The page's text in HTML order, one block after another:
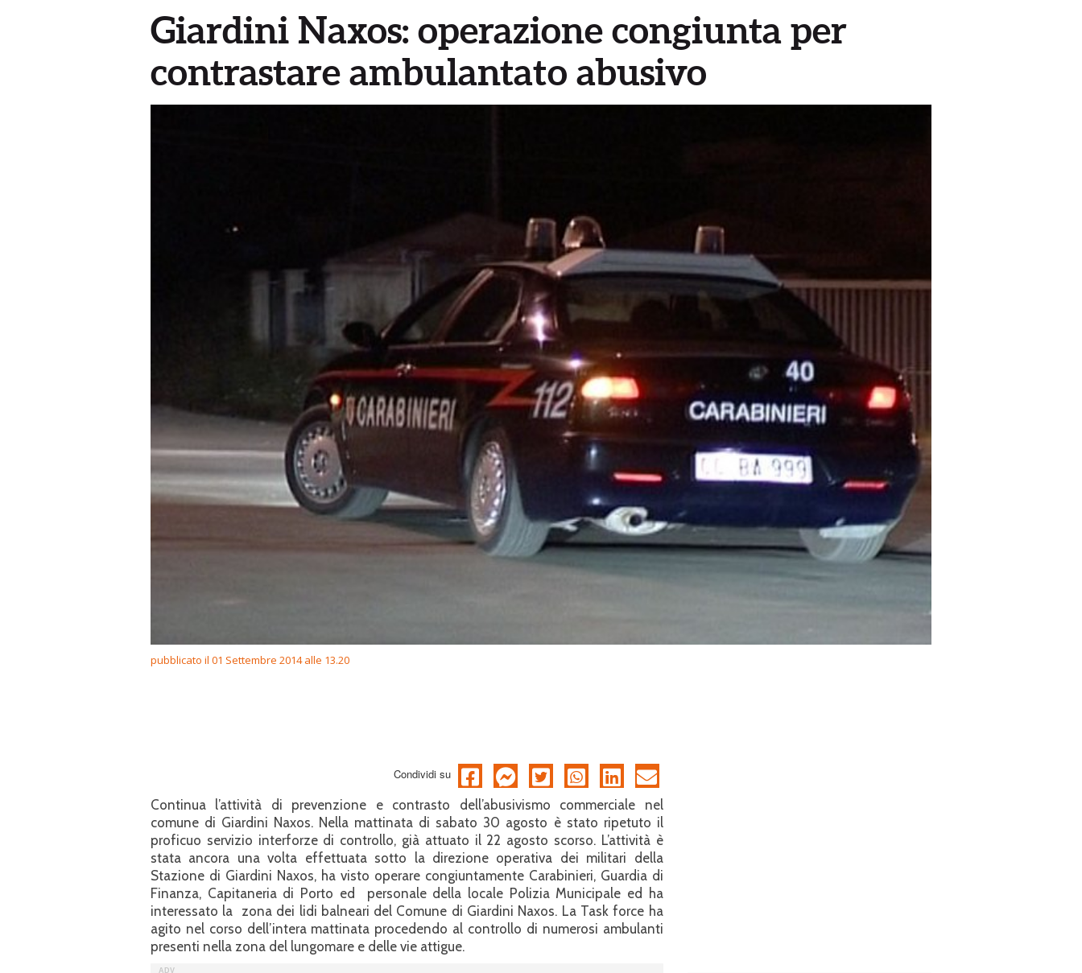
Giardini Naxos: operazione congiunta per
contrastare ambulantato abusivo
pubblicato il 01 Settembre 2014 alle 13.20
Condividi su
Continua l’attività di prevenzione e contrasto dell’abusivismo commerciale nel
comune di Giardini Naxos. Nella mattinata di sabato 30 agosto è stato ripetuto il
proficuo servizio interforze di controllo, già attuato il 22 agosto scorso. L’attività è
stata ancora una volta effettuata sotto la direzione operativa dei militari della
Stazione di Giardini Naxos, ha visto operare congiuntamente Carabinieri, Guardia di
Finanza, Capitaneria di Porto ed personale della locale Polizia Municipale ed ha
interessato la zona dei lidi balneari del Comune di Giardini Naxos. La Task force ha
agito nel corso dell’intera mattinata procedendo al controllo di numerosi ambulanti
presenti nella zona del lungomare e delle vie attigue.